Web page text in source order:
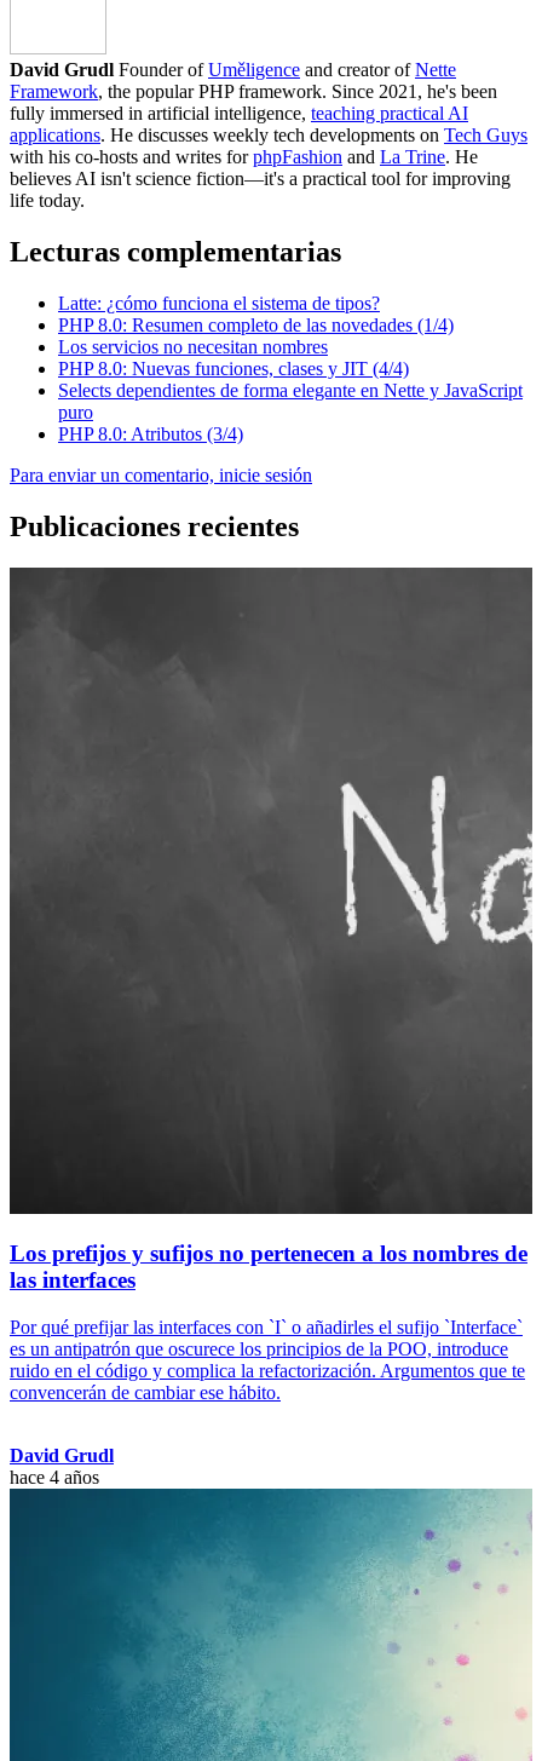
David Grudl Founder ofUměligence and creator ofNette
Framework, the popular PHP framework. Since 2021, he's been
fully immersed in artificial intelligence, teaching practical AI
applications. He discusses weekly tech developments on Tech Guys
with his co-hosts and writes forphpFashion and La Trine. He
believes AI isn't science fiction—it's a practical tool for improving
life today.
Lecturas complementarias
Latte: ¿cómo funciona el sistema de tipos?
PHP 8.0: Resumen completo de las novedades (1/4)
Los servicios no necesitan nombres
PHP 8.0: Nuevas funciones, clases y JIT (4/4)
Selects dependientes de forma elegante en Nette y JavaScript
puro
PHP 8.0: Atributos (3/4)
Para enviar un comentario, inicie sesión
Publicaciones recientes
Los prefijos y sufijos no pertenecen a los nombres de
las interfaces
Por qué prefijar las interfaces con `I` o añadirles el sufijo `Interface`
es un antipatrón que oscurece los principios de la POO, introduce
ruido en el código y complica la refactorización. Argumentos que te
convencerán de cambiar ese hábito.
David Grudl
hace 4 años